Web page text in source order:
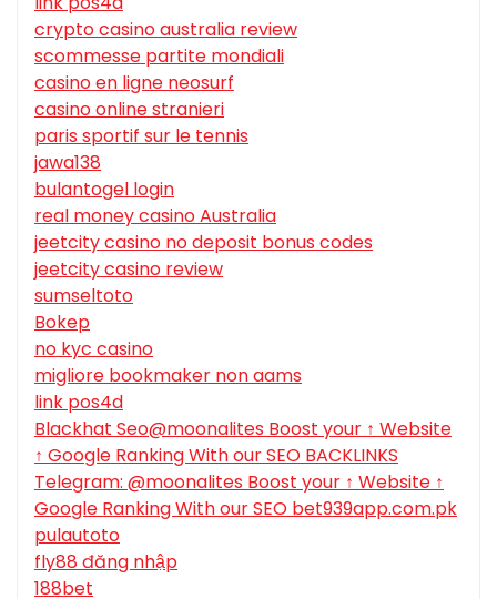
crypto casino australia review
scommesse partite mondiali
casino en ligne neosurf
casino online stranieri
paris sportif sur le tennis
jawa138
bulantogel login
real money casino Australia
jeetcity casino no deposit bonus codes
jeetcity casino review
sumseltoto
Bokep
no kyc casino
migliore bookmaker non aams
link pos4d
Blackhat Seo@moonalites Boost your ↑ Website
↑ Google Ranking With our SEO BACKLINKS
Telegram: @moonalites Boost your ↑ Website ↑
Google Ranking With our SEO bet939app.com.pk
pulautoto
fly88 đăng nhập
188bet